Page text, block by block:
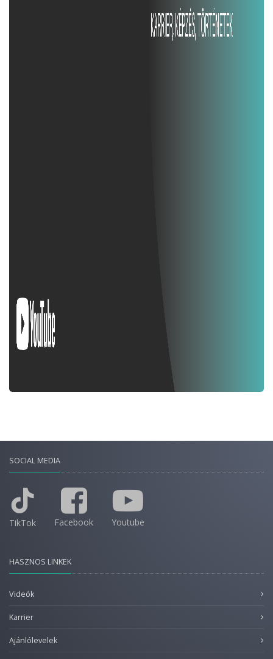
SOCIAL MEDIA
TikTok Facebook Youtube
HASZNOS LINKEK
Videók
Karrier
Ajánlólevelek